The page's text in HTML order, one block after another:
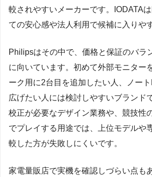
較されやすいメーカーです。IODATA
ての安心感や法人利用で候補に入りや
Philipsはその中で、価格と保証のバラ
に向いています。初めて外部モニター
ーク用に2台目を追加したい人、ノー
広げたい人には検討しやすいブランド
校正が必要なデザイン業務や、競技性
でプレイする用途では、上位モデルや
較した方が失敗しにくいです。
家電量販店で実機を確認しづらい点も